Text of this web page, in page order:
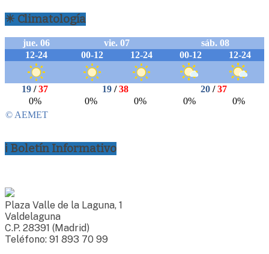
☀ Climatología
ℹ Boletín Informativo
Plaza Valle de la Laguna, 1
Valdelaguna
C.P. 28391 (Madrid)
Teléfono: 91 893 70 99